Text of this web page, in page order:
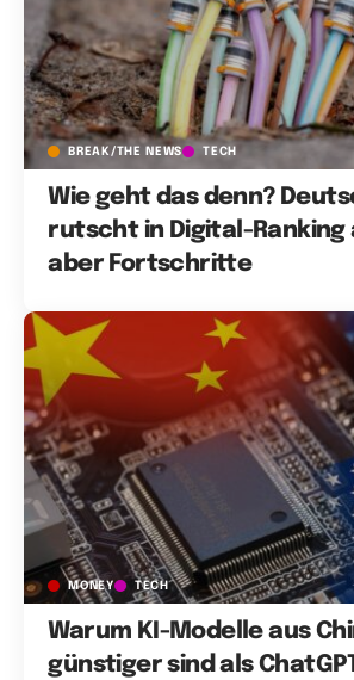
BREAK/THE NEWS TECH
Wie geht das denn?
rutscht in Digital-Ranking
aber Fortschritte
MONEY TECH
Warum KI-Modelle aus
günstiger sind als